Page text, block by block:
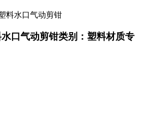
口气动剪钳类别：塑料材质专